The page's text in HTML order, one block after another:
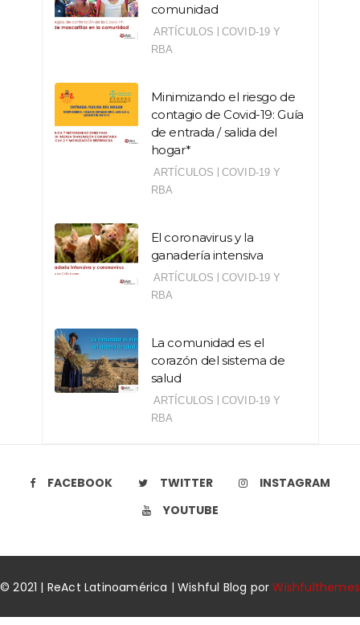
comunidad
ARTÍCULOS | COVID-19 Y
RBA
Minimizando el riesgo de
contagio de Covid-19: Guía
de entrada / salida del
hogar*
ARTÍCULOS | COVID-19 Y
RBA
El coronavirus y la
ganadería intensiva
ARTÍCULOS | COVID-19 Y
RBA
La comunidad es el
corazón del sistema de
salud
ARTÍCULOS | COVID-19 Y
RBA
FACEBOOK TWITTER
INSTAGRAM
YOUTUBE
© 2021 | ReAct Latinoamérica | Wishful Blog porWishfulthemes